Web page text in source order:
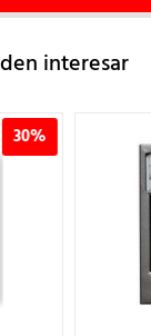
interesar
30%